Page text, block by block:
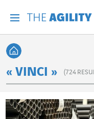
Voltar à
« VINCI » (724